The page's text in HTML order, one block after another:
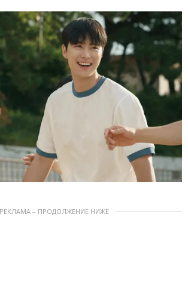
РЕКЛАМА – ПРОДОЛЖЕНИЕ НИЖЕ